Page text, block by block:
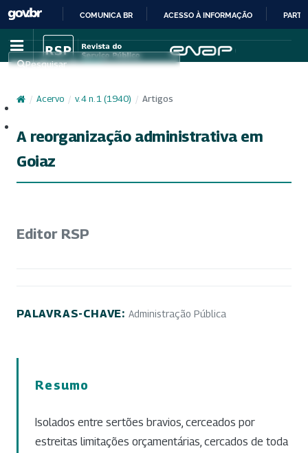
IR
PARA
CONTEÚDO
COMUNICA BR ACESSO À INFORMAÇÃO
Pesquisar
/ Acervo / v. 4 n. 1 (1940) / Artigos
A reorganização administrativa em
Goiaz
Editor RSP
PALAVRAS-CHAVE: Administração Pública
Resumo
Isolados entre sertões bravios, cerceados por
estreitas limitações orçamentárias, cercados de toda